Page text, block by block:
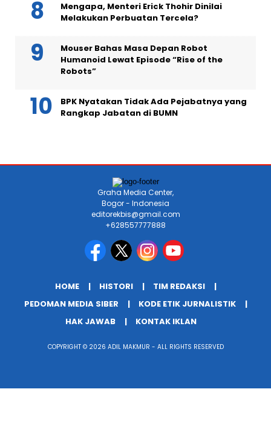
Mengapa, Menteri Erick Thohir Dinilai
Melakukan Perbuatan Tercela?
Mouser Bahas Masa Depan Robot
Humanoid Lewat Episode “Rise of the
Robots”
BPK Nyatakan Tidak Ada Pejabatnya yang
Rangkap Jabatan di BUMN
Graha Media Center,
Bogor - Indonesia
editorekbis@gmail.com
+628557777888
HOME HISTORI
TIM REDAKSI
PEDOMAN MEDIA SIBER
KODE ETIK JURNALISTIK
HAK JAWAB
KONTAK IKLAN
COPYRIGHT © 2026 ADIL MAKMUR - ALL RIGHTS RESERVED